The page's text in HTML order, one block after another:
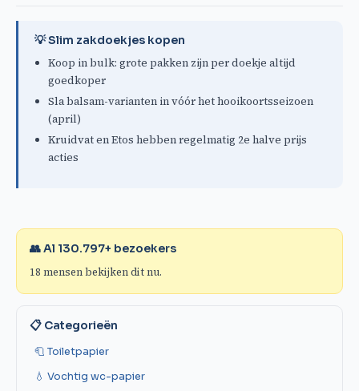
💡 Slim zakdoekjes kopen
Koop in bulk: grote pakken zijn per doekje altijd
goedkoper
Sla balsam-varianten in vóór het hooikoortsseizoen
(april)
Kruidvat en Etos hebben regelmatig 2e halve prijs
acties
👥 Al 130.797+ bezoekers
18 mensen bekijken dit nu.
📋 Categorieën
🧻 Toiletpapier
💧 Vochtig wc-papier